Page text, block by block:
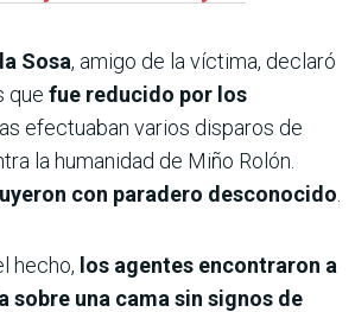
Sosa, amigo de la víctima, declaró
que fue reducido por los
efectuaban varios disparos de
la humanidad de Miño Rolón.
con paradero desconocido
hecho, los agentes encontraron a
sobre una cama sin signos de